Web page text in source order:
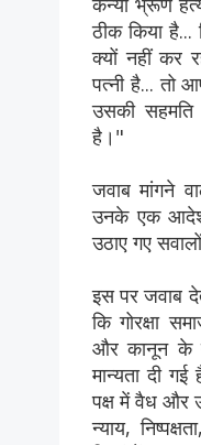
ठीक किया
क्यों नहीं कर
पत्नी है... तो
उसकी सहमति
है।"
जवाब मांगने
उनके एक आदेश
उठाए गए
इस पर जवाब
कि गोरक्षा
और कानून के
मान्यता दी
पक्ष में वैध और
न्याय,